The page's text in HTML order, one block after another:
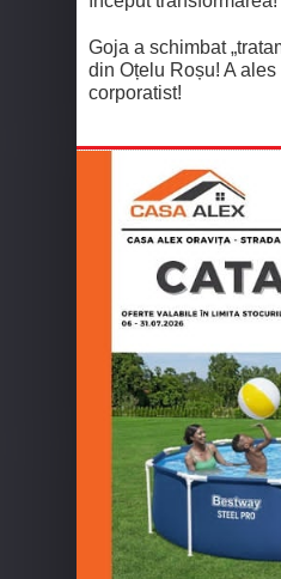
Goja a schimbat
din Oțelu Roșu! A ales
corporatist!